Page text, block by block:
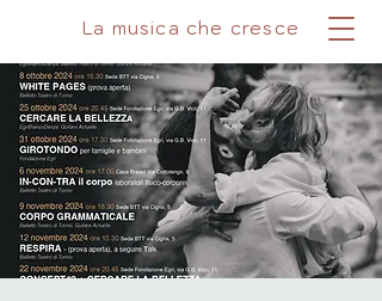
La musica che cresce